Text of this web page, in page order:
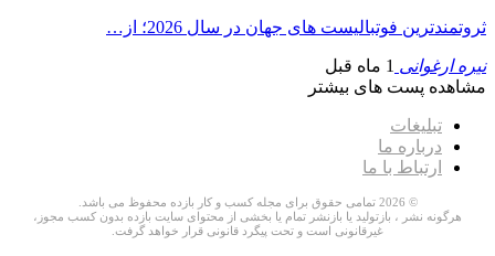
ثروتمندترین فوتبالیست های جهان در سال 2026؛ از…
نیره ارغوانی 1 ماه قبل
مشاهده پست های بیشتر
تبلیغات
درباره ما
ارتباط با ما
© 2026 تمامی حقوق برای مجله کسب و کار بازده محفوظ می باشد.
هرگونه نشر ، بازتولید یا بازنشر تمام یا بخشی از محتوای سایت بازده بدون کسب مجوز،
غیرقانونی است و تحت پیگرد قانونی قرار خواهد گرفت.